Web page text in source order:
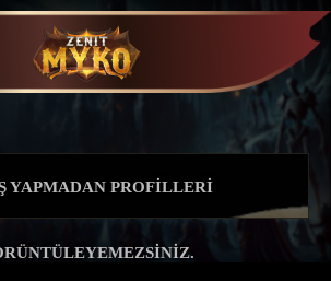
YAPMADAN PROFILLERI